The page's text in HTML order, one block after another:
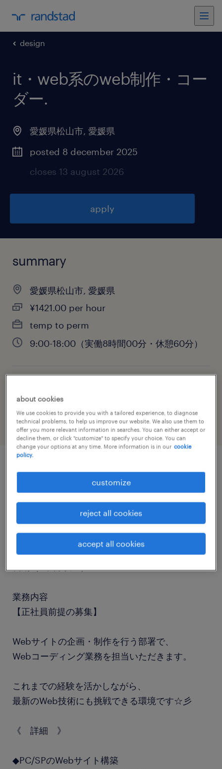
design
it・web系のweb制作・コー
ダー.
愛媛県松山市, 愛媛県
posted 8 december 2025
closes 13 august 2026
apply
summary
愛媛県松山市, 愛媛県
¥1421.00 per hour
temp to perm
9:00-18:00（実働8時間00分・休憩60分）
design
job details
職種
Web制作・コーダー
勤務期間
業務内容
【正社員前提の募集】
Webサイトの企画・制作を行う部署で、
Webコーディング業務を担当いただきます。
これまでの経験を活かしながら、
最新のWeb技術にも挑戦できる環境です☆彡
《 詳細 》
◆PC/SPのWebサイト構築
about cookies
We use cookies to provide you with a tailored experience, to diagnose
technical problems, to help us improve our website. We also use them to
offer you more relevant information in searches. You can either accept or
decline them, or click "customize" to specify your choice. You can
change your options at any time. More information is in our cookie
policy.
customize
reject all cookies
accept all cookies